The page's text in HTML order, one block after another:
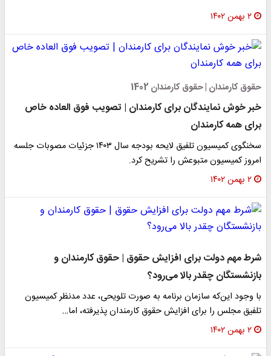
۲ بهمن ۱۴۰۲
حقوق کارمندان | حقوق کارمندان 1402
خبر خوش نمایندگان برای کارمندان | تصویب فوق العاده خاص
برای همه کارمندان
سخنگوی کمیسیون تلفیق لایحه بودجه سال ۱۴۰۳ جزئیات مصوبات جلسه
امروز کمیسیون متبوعش را تشریح کرد.
۲ بهمن ۱۴۰۲
شرط مهم دولت برای افزایش حقوق | حقوق کارمندان و
بازنشستگان چقدر بالا می‌رود؟
با وجود این‌که سازمان برنامه به صورت تلویحی، عدد مدنظر کمیسیون
تلفیق مجلس را برای افزایش حقوق کارمندان پذیرفته، اما…
۲ بهمن ۱۴۰۲